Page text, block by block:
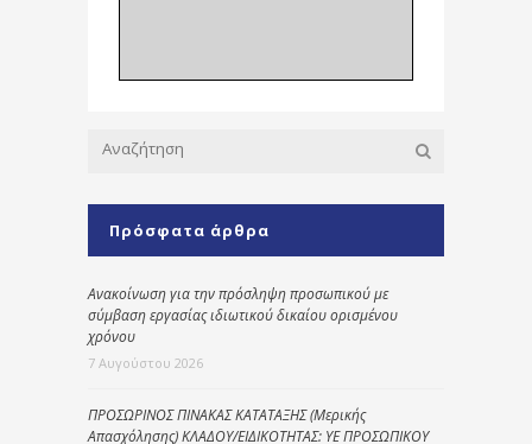
Πρόσφατα άρθρα
Ανακοίνωση για την πρόσληψη προσωπικού με
σύμβαση εργασίας ιδιωτικού δικαίου ορισμένου
χρόνου
7 Αυγούστου 2026
ΠΡΟΣΩΡΙΝΟΣ ΠΙΝΑΚΑΣ ΚΑΤΑΤΑΞΗΣ (Μερικής
Απασχόλησης) ΚΛΑΔΟΥ/ΕΙΔΙΚΟΤΗΤΑΣ: ΥΕ ΠΡΟΣΩΠΙΚΟΥ